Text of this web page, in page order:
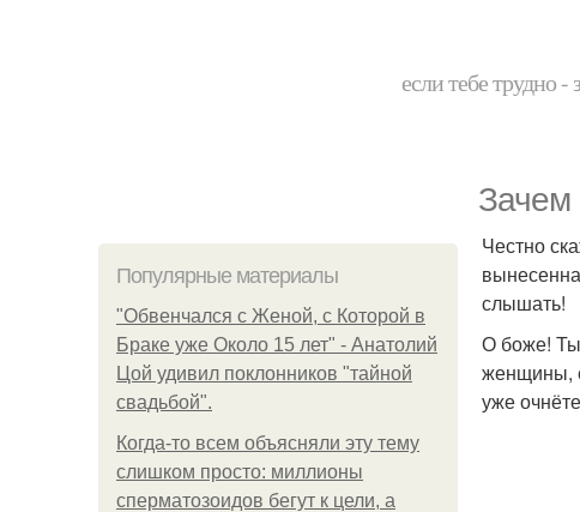
если тебе трудно
Зачем
Популярные материалы
"Обвенчался с Женой, с Которой в
Браке уже Около 15 лет" - Анатолий
Цой удивил поклонников "тайной
свадьбой".
Когда-то всем объясняли эту тему
слишком просто: миллионы
сперматозоидов бегут к цели, а
Честно
слышать!
О боже! Ты
женщины,
уже